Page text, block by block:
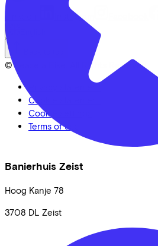
Banierhuis Zeist
Hoog Kanje 78
3708 DL Zeist
LinkedIn Instagram
© Lease a Bike. All Rights Reserved.
Cookie statement
Cookie settings
Terms of use